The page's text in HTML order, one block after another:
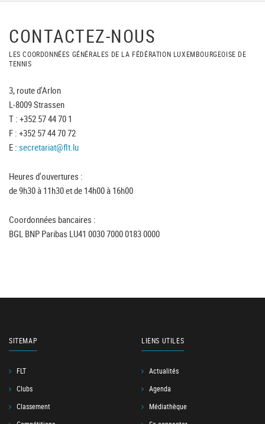
CONTACTEZ-NOUS
LES COORDONNÉES GÉNÉRALES DE LA FÉDÉRATION LUXEMBOURGEOISE DE
TENNIS
3, route d'Arlon
L-8009 Strassen
T : +352 57 44 70 1
F : +352 57 44 70 72
E : secretariat@flt.lu
Heures d'ouvertures :
de 9h30 à 11h30 et de 14h00 à 16h00
Coordonnées bancaires :
BGL BNP Paribas LU41 0030 7000 0183 0000
SITEMAP
FLT
Clubs
Classement
LIENS UTILES
Actualités
Agenda
Médiathèque